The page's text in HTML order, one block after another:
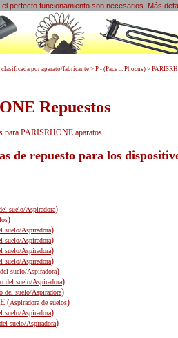
perfecto funcionamiento son necesarios. Más
Repuestos
para PARISRHONE aparatos
de repuesto para los
suelo/Aspiradora)
)
suelo/Aspiradora)
suelo/Aspiradora)
suelo/Aspiradora)
suelo/Aspiradora)
suelo/Aspiradora)
del suelo/Aspiradora)
del suelo/Aspiradora)
(Aspiradora de suelos)
suelo/Aspiradora)
suelo/Aspiradora)
por aparato/fabricante> P - (Pace ... Phocus) >